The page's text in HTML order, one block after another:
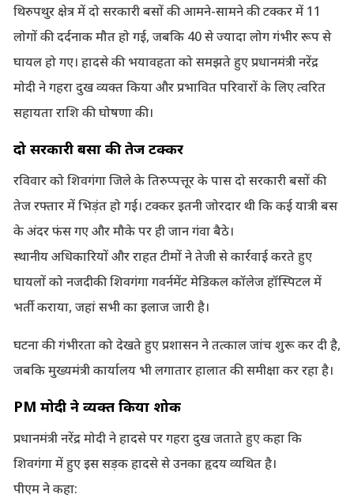
थिरुपथुर क्षेत्र में दो सरकारी बसों की आमने-सामने की टक्कर में 11
लोगों की दर्दनाक मौत हो गई, जबकि 40 से ज्यादा लोग गंभीर रूप से
घायल हो गए। हादसे की भयावहता को समझते हुए प्रधानमंत्री नरेंद्र
मोदी ने गहरा दुख व्यक्त किया और प्रभावित परिवारों के लिए त्वरित
सहायता राशि की घोषणा की।
दो सरकारी बसों की तेज टक्कर
रविवार को शिवगंगा जिले के तिरुप्पत्तूर के पास दो सरकारी बसों की
तेज रफ्तार में भिड़ंत हो गई। टक्कर इतनी जोरदार थी कि कई यात्री बस
के अंदर फंस गए और मौके पर ही जान गंवा बैठे।
स्थानीय अधिकारियों और राहत टीमों ने तेजी से कार्रवाई करते हुए
घायलों को नजदीकी शिवगंगा गवर्नमेंट मेडिकल कॉलेज हॉस्पिटल में
भर्ती कराया, जहां सभी का इलाज जारी है।
घटना की गंभीरता को देखते हुए प्रशासन ने तत्काल जांच शुरू कर दी है,
जबकि मुख्यमंत्री कार्यालय भी लगातार हालात की समीक्षा कर रहा है।
PM मोदी ने व्यक्त किया शोक
प्रधानमंत्री नरेंद्र मोदी ने हादसे पर गहरा दुख जताते हुए कहा कि
शिवगंगा में हुए इस सड़क हादसे से उनका हृदय व्यथित है।
पीएम ने कहा: